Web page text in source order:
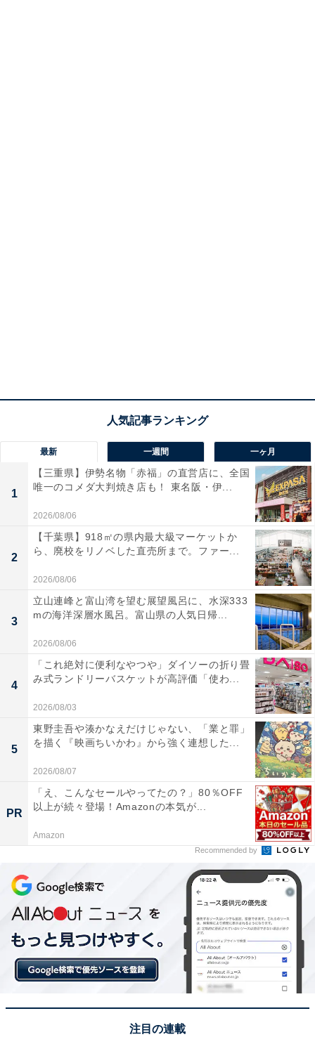
最新 一週間 一ヶ月
1
【三重県】伊勢名物「赤福」の直営店に、全国
唯一のコメダ大判焼き店も！ 東名阪・伊...
2026/08/06
2
【千葉県】918㎡の県内最大級マーケットか
ら、廃校をリノベした直売所まで。ファー...
2026/08/06
3
立山連峰と富山湾を望む展望風呂に、水深333
mの海洋深層水風呂。富山県の人気日帰...
2026/08/06
4
「これ絶対に便利なやつや」ダイソーの折り畳
み式ランドリーバスケットが高評価「使わ...
2026/08/03
5
東野圭吾や湊かなえだけじゃない、「業と罪」
を描く『映画ちいかわ』から強く連想した...
2026/08/07
PR
「え、こんなセールやってたの？」80％OFF
以上が続々登場！Amazonの本気が...
Amazon
Recommended by
注目の連載